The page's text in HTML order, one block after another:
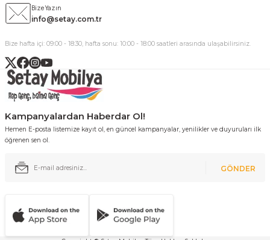
Bize Yazın
info@setay.com.tr
Bize hafta içi: 09:00 - 18:30, hafta sonu: 10:00 - 18:00 saatleri arasında ulaşabilirsiniz.
Kampanyalardan Haberdar Ol!
Hemen E-posta listemize kayıt ol, en güncel kampanyalar, yenilikler ve duyuruları ilk
öğrenen sen ol.
GÖNDER